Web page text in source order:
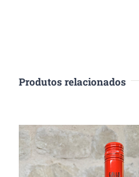
Produtos relacionados